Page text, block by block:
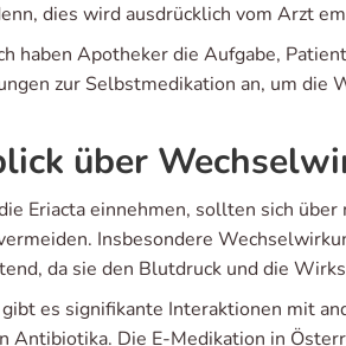
dies wird ausdrücklich vom Arzt
haben Apotheker die Aufgabe,
zur Selbstmedikation an, um die
über
Eriacta einnehmen, sollten sich
Insbesondere
da sie den Blutdruck und die
es signifikante Interaktionen mit
Antibiotika. Die E-Medikation in